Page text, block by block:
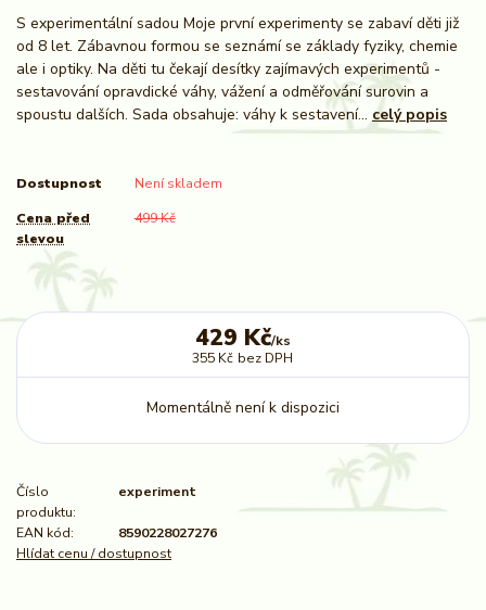
S experimentální sadou Moje první experimenty se zabaví děti již
od 8 let. Zábavnou formou se seznámí se základy fyziky, chemie
ale i optiky. Na děti tu čekají desítky zajímavých experimentů -
sestavování opravdické váhy, vážení a odměřování surovin a
spoustu dalších. Sada obsahuje: váhy k sestavení... celý popis
Dostupnost Není skladem
Cena před
slevou
499 Kč
429 Kč/ks
355 Kč bez DPH
Momentálně není k dispozici
Číslo
produktu:
experiment
EAN kód:
8590228027276
Hlídat cenu / dostupnost